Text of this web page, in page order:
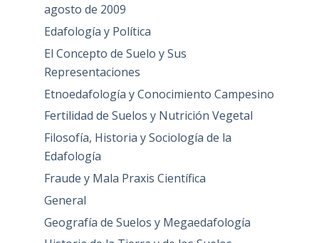
agosto de 2009
Edafología y Política
El Concepto de Suelo y Sus
Representaciones
Etnoedafología y Conocimiento Campesino
Fertilidad de Suelos y Nutrición Vegetal
Filosofía, Historia y Sociología de la
Edafología
Fraude y Mala Praxis Científica
General
Geografía de Suelos y Megaedafología